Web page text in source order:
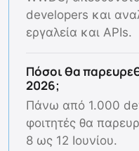
developers και
εργαλεία και APIs.
Πόσοι θα
2026;
Πάνω από 1.000
φοιτητές θα
8 ως 12 Ιουνίου.